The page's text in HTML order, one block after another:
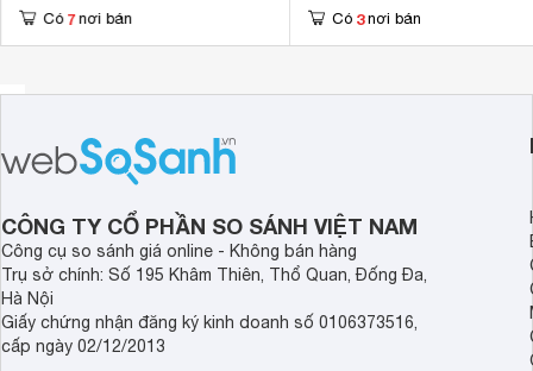
Có 7 nơi bán Có 3 nơi bán
CÔNG TY CỔ PHẦN SO SÁNH VIỆT NAM
Công cụ so sánh giá online - Không bán hàng
Trụ sở chính: Số 195 Khâm Thiên, Thổ Quan, Đống Đa,
Hà Nội
Giấy chứng nhận đăng ký kinh doanh số 0106373516,
cấp ngày 02/12/2013